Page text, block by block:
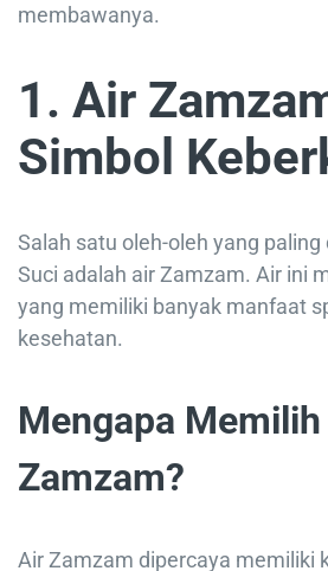
membawanya.
1. Air
Simbol
Salah satu oleh-oleh yang paling
Suci adalah air Zamzam. Air ini
yang memiliki banyak manfaat
kesehatan.
Mengapa
Zamzam?
Air Zamzam dipercaya memiliki